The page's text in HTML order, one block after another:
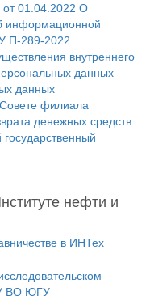
01.04.2022 О
информационной
П-289-2022
внутреннего
данных
данных
филиала
денежных средств
нефти и
в ИНТех
ВО ЮГУ